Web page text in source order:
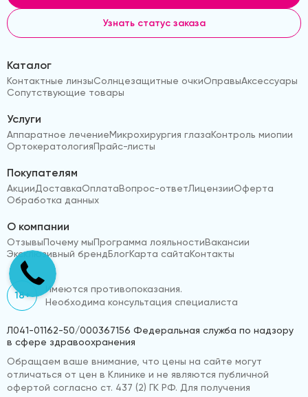
Узнать статус заказа
Каталог
Контактные линзыСолнцезащитные очкиОправыАксессуары
Сопутствующие товары
Услуги
Аппаратное лечениеМикрохирургия глазаКонтроль миопии
ОртокератологияПрайс-листы
Покупателям
АкцииДоставкаОплатаВопрос-ответЛицензииОферта
Обработка данных
О компании
ОтзывыПочему мыПрограмма лояльностиВакансии
Эксклюзивный брендБлогКарта сайтаКонтакты
18+
Имеются противопоказания.
Необходима консультация специалиста
Л041-01162-50/000367156 Федеральная служба по надзору
в сфере здравоохранения
Обращаем ваше внимание, что цены на сайте могут
отличаться от цен в Клинике и не являются публичной
офертой согласно ст. 437 (2) ГК РФ. Для получения